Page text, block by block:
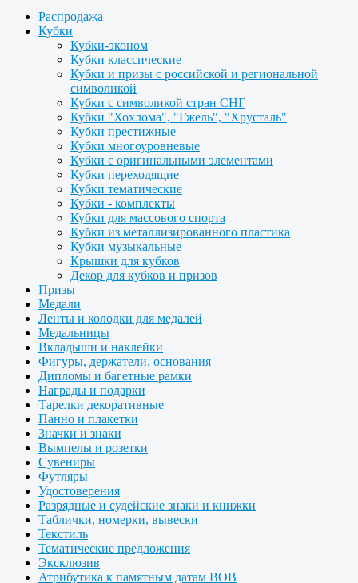
Распродажа
Кубки
Кубки-эконом
Кубки классические
Кубки и призы с российской и региональной
символикой
Кубки с символикой стран СНГ
Кубки "Хохлома", "Гжель", "Хрусталь"
Кубки престижные
Кубки многоуровневые
Кубки с оригинальными элементами
Кубки переходящие
Кубки тематические
Кубки - комплекты
Кубки для массового спорта
Кубки из металлизированного пластика
Кубки музыкальные
Крышки для кубков
Декор для кубков и призов
Призы
Медали
Ленты и колодки для медалей
Медальницы
Вкладыши и наклейки
Фигуры, держатели, основания
Дипломы и багетные рамки
Награды и подарки
Тарелки декоративные
Панно и плакетки
Значки и знаки
Вымпелы и розетки
Сувениры
Футляры
Удостоверения
Разрядные и судейские знаки и книжки
Таблички, номерки, вывески
Текстиль
Тематические предложения
Эксклюзив
Атрибутика к памятным датам ВОВ